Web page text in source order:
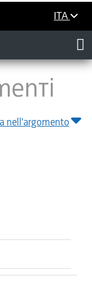
ITA
nell'argomento